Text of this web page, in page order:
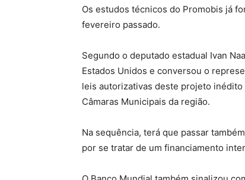
Os estudos técnicos do Promobis já
fevereiro passado.
Segundo o deputado estadual Ivan
Estados Unidos e conversou o
leis autorizativas deste projeto
Câmaras Municipais da região.
Na sequência, terá que passar
por se tratar de um financiamento